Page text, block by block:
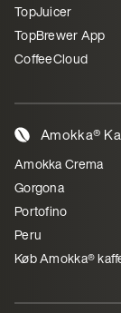
TopJuicer
TopBrewer App
CoffeeCloud
Amokka®
Amokka Crema
Gorgona
Portofino
Peru
Køb Amokka®